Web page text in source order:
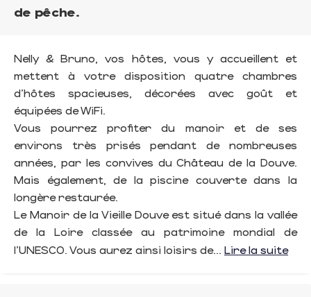
de pêche.
Nelly & Bruno, vos hôtes, vous y accueillent et
mettent à votre disposition quatre chambres
d’hôtes spacieuses, décorées avec goût et
équipées de WiFi.
Vous pourrez profiter du manoir et de ses
environs très prisés pendant de nombreuses
années, par les convives du Château de la Douve.
Mais également, de la piscine couverte dans la
longère restaurée.
Le Manoir de la Vieille Douve est situé dans la vallée
de la Loire classée au patrimoine mondial de
l’UNESCO. Vous aurez ainsi loisirs de... Lire la suite